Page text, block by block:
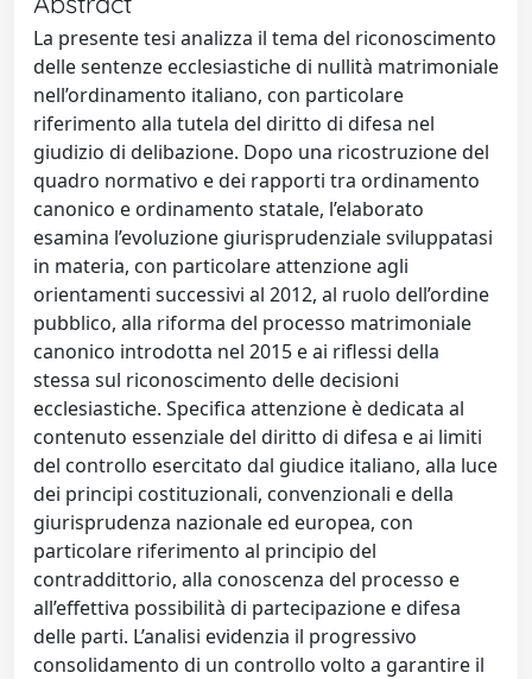
La presente tesi analizza il tema del riconoscimento
delle sentenze ecclesiastiche di nullità matrimoniale
nell’ordinamento italiano, con particolare
riferimento alla tutela del diritto di difesa nel
giudizio di delibazione. Dopo una ricostruzione del
quadro normativo e dei rapporti tra ordinamento
canonico e ordinamento statale, l’elaborato
esamina l’evoluzione giurisprudenziale sviluppatasi
in materia, con particolare attenzione agli
orientamenti successivi al 2012, al ruolo dell’ordine
pubblico, alla riforma del processo matrimoniale
canonico introdotta nel 2015 e ai riflessi della
stessa sul riconoscimento delle decisioni
ecclesiastiche. Specifica attenzione è dedicata al
contenuto essenziale del diritto di difesa e ai limiti
del controllo esercitato dal giudice italiano, alla luce
dei principi costituzionali, convenzionali e della
giurisprudenza nazionale ed europea, con
particolare riferimento al principio del
contraddittorio, alla conoscenza del processo e
all’effettiva possibilità di partecipazione e difesa
delle parti. L’analisi evidenzia il progressivo
consolidamento di un controllo volto a garantire il